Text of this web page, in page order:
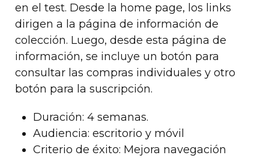
en el test. Desde la home page, los links
dirigen a la página de información de
colección. Luego, desde esta página de
información, se incluye un botón para
consultar las compras individuales y otro
botón para la suscripción.
Duración: 4 semanas.
Audiencia: escritorio y móvil
Criterio de éxito: Mejora navegación